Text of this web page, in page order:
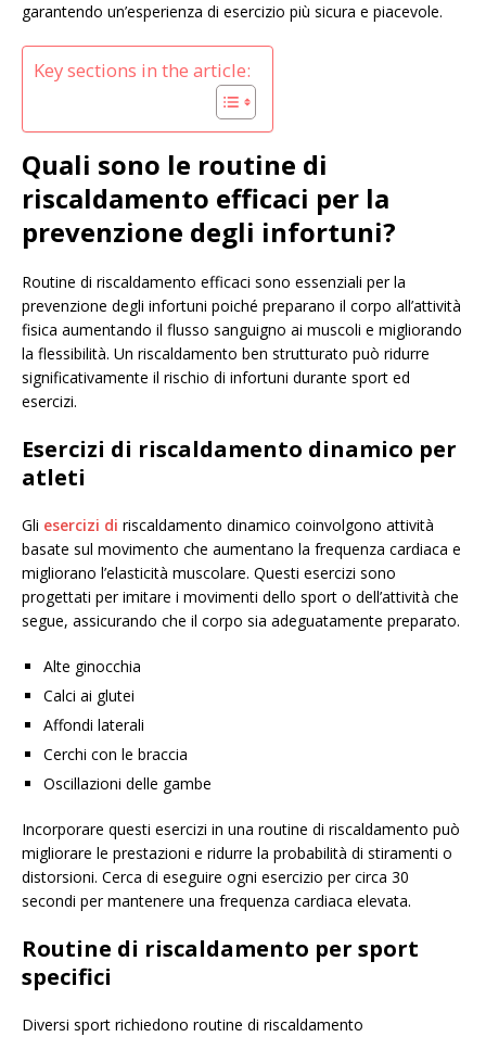
garantendo un’esperienza di esercizio più sicura e piacevole.
Key sections in the article:
Quali sono le routine di
riscaldamento efficaci per la
prevenzione degli infortuni?
Routine di riscaldamento efficaci sono essenziali per la
prevenzione degli infortuni poiché preparano il corpo all’attività
fisica aumentando il flusso sanguigno ai muscoli e migliorando
la flessibilità. Un riscaldamento ben strutturato può ridurre
significativamente il rischio di infortuni durante sport ed
esercizi.
Esercizi di riscaldamento dinamico per
atleti
Gli esercizi di riscaldamento dinamico coinvolgono attività
basate sul movimento che aumentano la frequenza cardiaca e
migliorano l’elasticità muscolare. Questi esercizi sono
progettati per imitare i movimenti dello sport o dell’attività che
segue, assicurando che il corpo sia adeguatamente preparato.
Alte ginocchia
Calci ai glutei
Affondi laterali
Cerchi con le braccia
Oscillazioni delle gambe
Incorporare questi esercizi in una routine di riscaldamento può
migliorare le prestazioni e ridurre la probabilità di stiramenti o
distorsioni. Cerca di eseguire ogni esercizio per circa 30
secondi per mantenere una frequenza cardiaca elevata.
Routine di riscaldamento per sport
specifici
Diversi sport richiedono routine di riscaldamento